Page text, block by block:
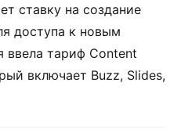
ставку на создание
доступа к новым
тариф Content
включает Buzz, Slides,